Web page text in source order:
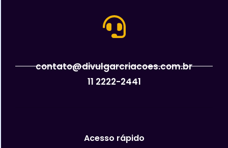
contato@divulgarcriacoes.com.br
11 2222-2441
Acesso rápido